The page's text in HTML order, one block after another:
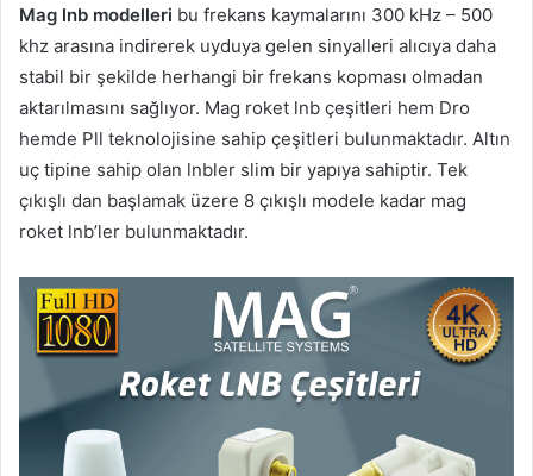
Mag lnb modelleri bu frekans kaymalarını 300 kHz – 500
khz arasına indirerek uyduya gelen sinyalleri alıcıya daha
stabil bir şekilde herhangi bir frekans kopması olmadan
aktarılmasını sağlıyor. Mag roket lnb çeşitleri hem Dro
hemde Pll teknolojisine sahip çeşitleri bulunmaktadır. Altın
uç tipine sahip olan lnbler slim bir yapıya sahiptir. Tek
çıkışlı dan başlamak üzere 8 çıkışlı modele kadar mag
roket lnb’ler bulunmaktadır.